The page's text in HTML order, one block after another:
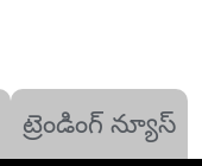
ట్రెండింగ్ న్యూస్